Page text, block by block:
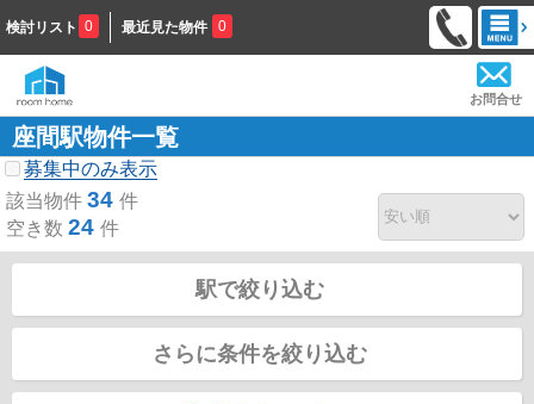
検討リスト 0 最近見た物件 0
お問合せ
座間駅物件一覧
募集中のみ表示
該当物件 34 件
空き数 24 件
駅で絞り込む
さらに条件を絞り込む